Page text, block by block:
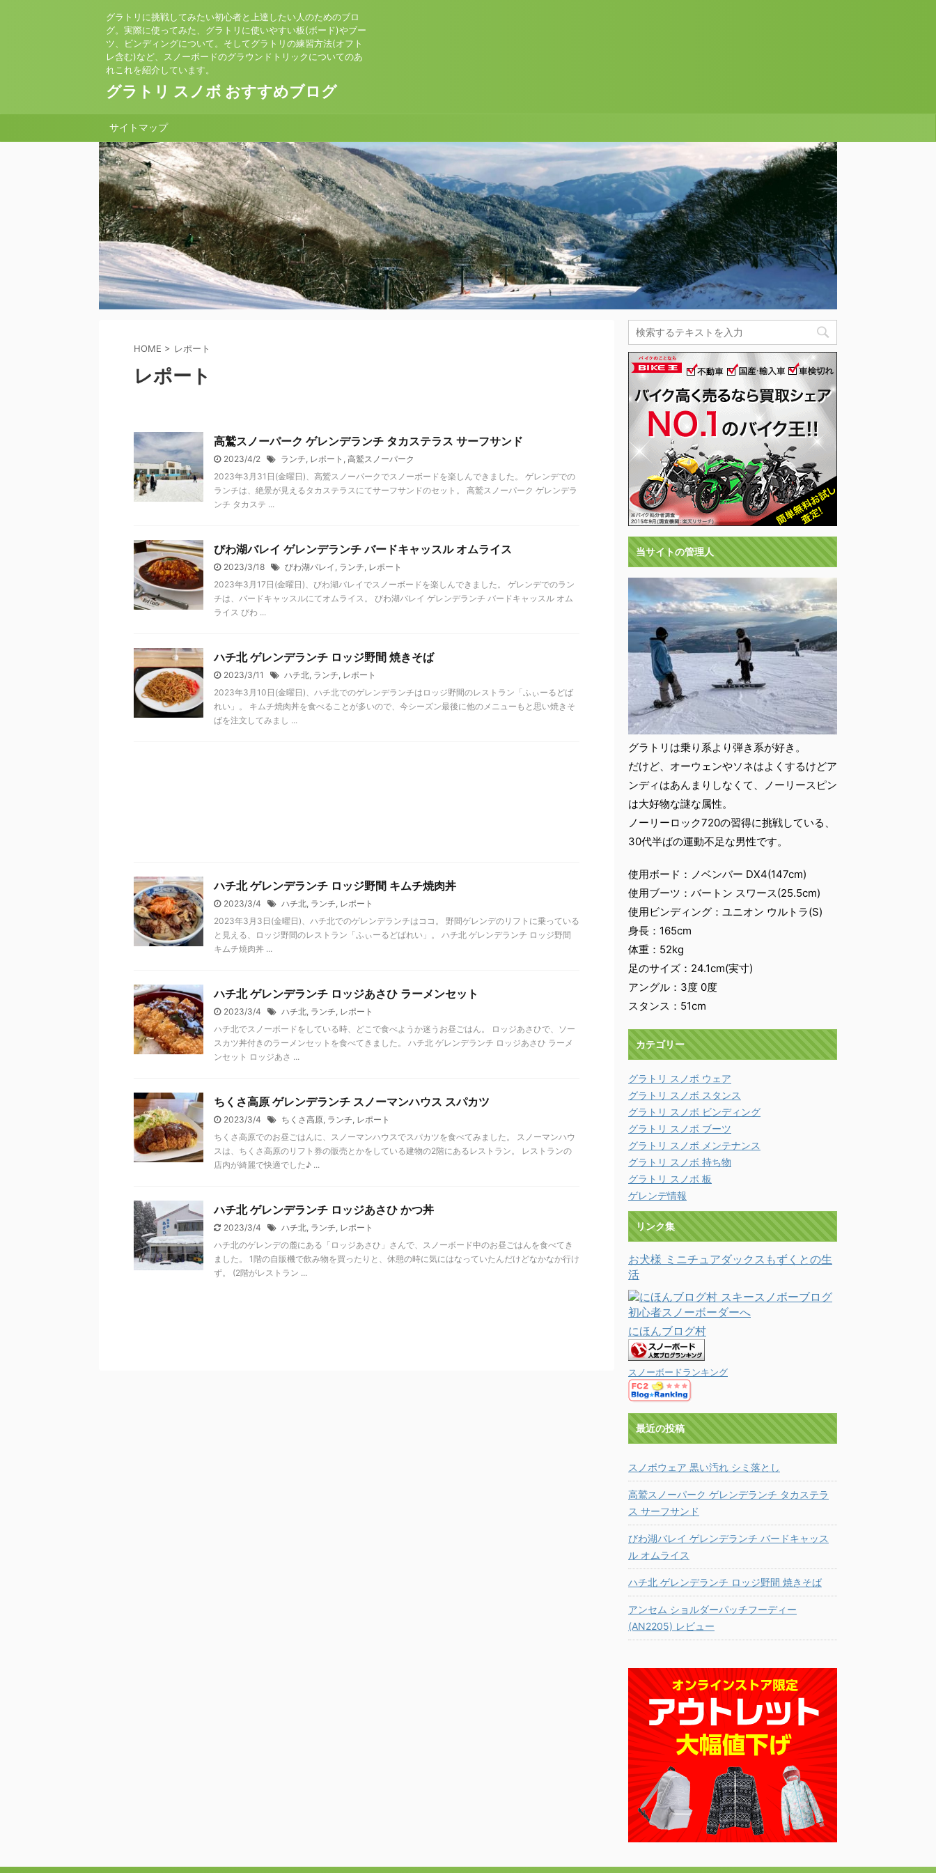
グラトリに挑戦してみたい初心者と上達したい人のためのブロ
グ。実際に使ってみた、グラトリに使いやすい板(ボード)やブー
ツ、ビンディングについて。そしてグラトリの練習方法(オフト
レ含む)など、スノーボードのグラウンドトリックについてのあ
れこれを紹介しています。
グラトリ スノボ おすすめブログ
サイトマップ
HOME > レポート
レポート
高鷲スノーパーク ゲレンデランチ タカステラス サーフサンド
2023/4/2 ランチ レポート 高鷲スノーパーク
2023年3月31日(金曜日)、高鷲スノーパークでスノーボードを楽しんできました。 ゲレンデでの
ランチは、絶景が見えるタカステラスにてサーフサンドのセット。 高鷲スノーパーク ゲレンデラ
ンチ タカステ ...
びわ湖バレイ ゲレンデランチ バードキャッスル オムライス
2023/3/18 びわ湖バレイ ランチ レポート
2023年3月17日(金曜日)、びわ湖バレイでスノーボードを楽しんできました。 ゲレンデでのラン
チは、バードキャッスルにてオムライス。 びわ湖バレイ ゲレンデランチ バードキャッスル オム
ライス びわ ...
ハチ北 ゲレンデランチ ロッジ野間 焼きそば
2023/3/11 ハチ北 ランチ レポート
2023年3月10日(金曜日)、ハチ北でのゲレンデランチはロッジ野間のレストラン「ふぃーるどば
れい」。 キムチ焼肉丼を食べることが多いので、今シーズン最後に他のメニューもと思い焼きそ
ばを注文してみまし ...
ハチ北 ゲレンデランチ ロッジ野間 キムチ焼肉丼
2023/3/4 ハチ北 ランチ レポート
2023年3月3日(金曜日)、ハチ北でのゲレンデランチはココ。 野間ゲレンデのリフトに乗っている
と見える、ロッジ野間のレストラン「ふぃーるどばれい」。 ハチ北 ゲレンデランチ ロッジ野間
キムチ焼肉丼 ...
ハチ北 ゲレンデランチ ロッジあさひ ラーメンセット
2023/3/4 ハチ北 ランチ レポート
ハチ北でスノーボードをしている時、どこで食べようか迷うお昼ごはん。 ロッジあさひで、ソー
スカツ丼付きのラーメンセットを食べてきました。 ハチ北 ゲレンデランチ ロッジあさひ ラーメ
ンセット ロッジあさ ...
ちくさ高原 ゲレンデランチ スノーマンハウス スパカツ
2023/3/4 ちくさ高原 ランチ レポート
ちくさ高原でのお昼ごはんに、スノーマンハウスでスパカツを食べてみました。 スノーマンハウ
スは、ちくさ高原のリフト券の販売とかをしている建物の2階にあるレストラン。 レストランの
店内が綺麗で快適でした♪ ...
ハチ北 ゲレンデランチ ロッジあさひ かつ丼
2023/3/4 ハチ北 ランチ レポート
ハチ北のゲレンデの麓にある「ロッジあさひ」さんで、スノーボード中のお昼ごはんを食べてき
ました。 1階の自販機で飲み物を買ったりと、休憩の時に気にはなっていたんだけどなかなか行け
ず。 (2階がレストラン ...
当サイトの管理人
グラトリは乗り系より弾き系が好き。
だけど、オーウェンやソネはよくするけどア
ンディはあんまりしなくて、ノーリースピン
は大好物な謎な属性。
ノーリーロック720の習得に挑戦している、
30代半ばの運動不足な男性です。
使用ボード：ノベンバー DX4(147cm)
使用ブーツ：バートン スワース(25.5cm)
使用ビンディング：ユニオン ウルトラ(S)
身長：165cm
体重：52kg
足のサイズ：24.1cm(実寸)
アングル：3度 0度
スタンス：51cm
カテゴリー
グラトリ スノボ ウェア
グラトリ スノボ スタンス
グラトリ スノボ ビンディング
グラトリ スノボ ブーツ
グラトリ スノボ メンテナンス
グラトリ スノボ 持ち物
グラトリ スノボ 板
ゲレンデ情報
リンク集
お犬様 ミニチュアダックスもずくとの生
活
にほんブログ村
スノーボードランキング
最近の投稿
スノボウェア 黒い汚れ シミ落とし
高鷲スノーパーク ゲレンデランチ タカステラ
ス サーフサンド
びわ湖バレイ ゲレンデランチ バードキャッス
ル オムライス
ハチ北 ゲレンデランチ ロッジ野間 焼きそば
アンセム ショルダーパッチフーディー
(AN2205) レビュー